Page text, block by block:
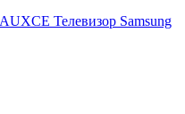
Телевизор Samsung